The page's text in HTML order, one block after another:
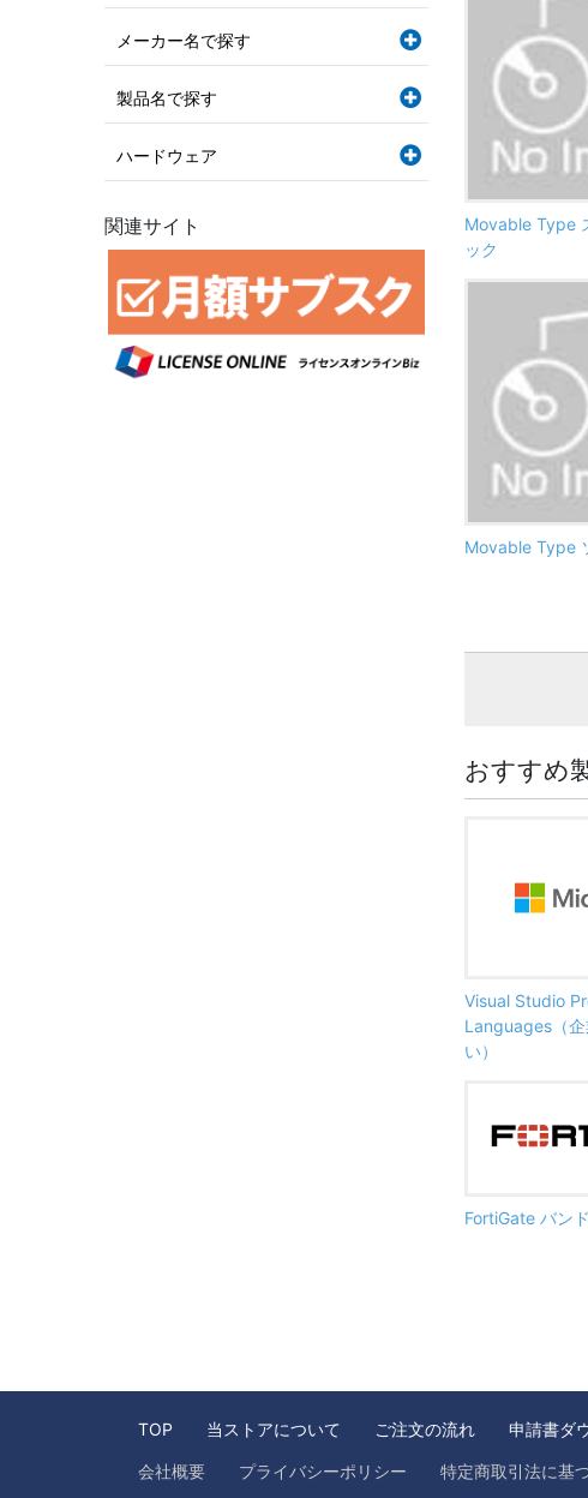
Movable Type
ック
Movable Type
おすすめ
Visual Studio
Languages（
い）
FortiGate バン
メーカー名で探す
製品名で探す
ハードウェア
関連サイト
TOP 当ストアについて ご注文の流れ 申請書ダ
会社概要 プライバシーポリシー 特定商取引法に基